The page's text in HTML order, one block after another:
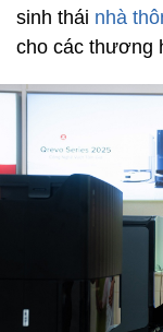
sinh thái nhà
cho các thương